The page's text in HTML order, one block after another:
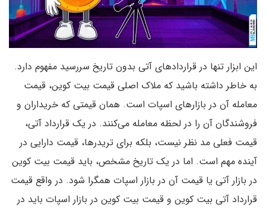
این ابزار تنها در قراردادهای آتی بدون تاریخ سررسید مفهوم دارد.
به خاطر داشته باشید که ملاک اصلی قیمت بیت کوین، قیمت
معامله آن در بازارهای اسپات است. همان قیمتی که خریداران و
فروشندگان آن را در لحظه معامله می‌کنند. در یک قرارداد آتی،
قیمت فعلی مد نظر نیست، بلکه برای تریدرها، قیمت دارایی در
آینده مهم است. اما در یک تاریخ مشخص، باید قیمت بیت کوین
در بازار آتی یا قیمت آن در بازار اسپات همگرا شود. در واقع قیمت
قرارداد آتی بیت کوین و قیمت بیت کوین در بازار اسپات باید در